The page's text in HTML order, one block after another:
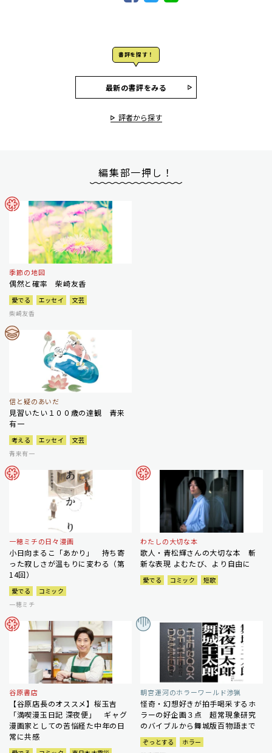
書評を探す！
最新の書評をみる
評者から探す
編集部一押し！
季節の地図
偶然と確率 柴崎友香
愛でる エッセイ
文芸
柴崎友香
信と疑のあいだ
見習いたい１００歳の達観 青来
有一
考える エッセイ
文芸
青来有一
一穂ミチの日々漫画
小日向まるこ「あかり」 持ち寄
った寂しさが温もりに変わる（第
14回）
愛でる
コミック
一穂ミチ
わたしの大切な本
歌人・青松輝さんの大切な本 斬
新な表現 よむたび、より自由に
愛でる コミック 短歌
谷原書店
【谷原店長のオススメ】桜玉吉
「満喫漫玉日記 深夜便」 ギャグ
漫画家としての苦悩経た中年の日
常に共感
朝宮運河のホラーワールド渉猟
怪奇・幻想好きが拍手喝采するホ
ラーの好企画３点 超常現象研究
のバイブルから舞城版百物語まで
ぞっとする
ホラー